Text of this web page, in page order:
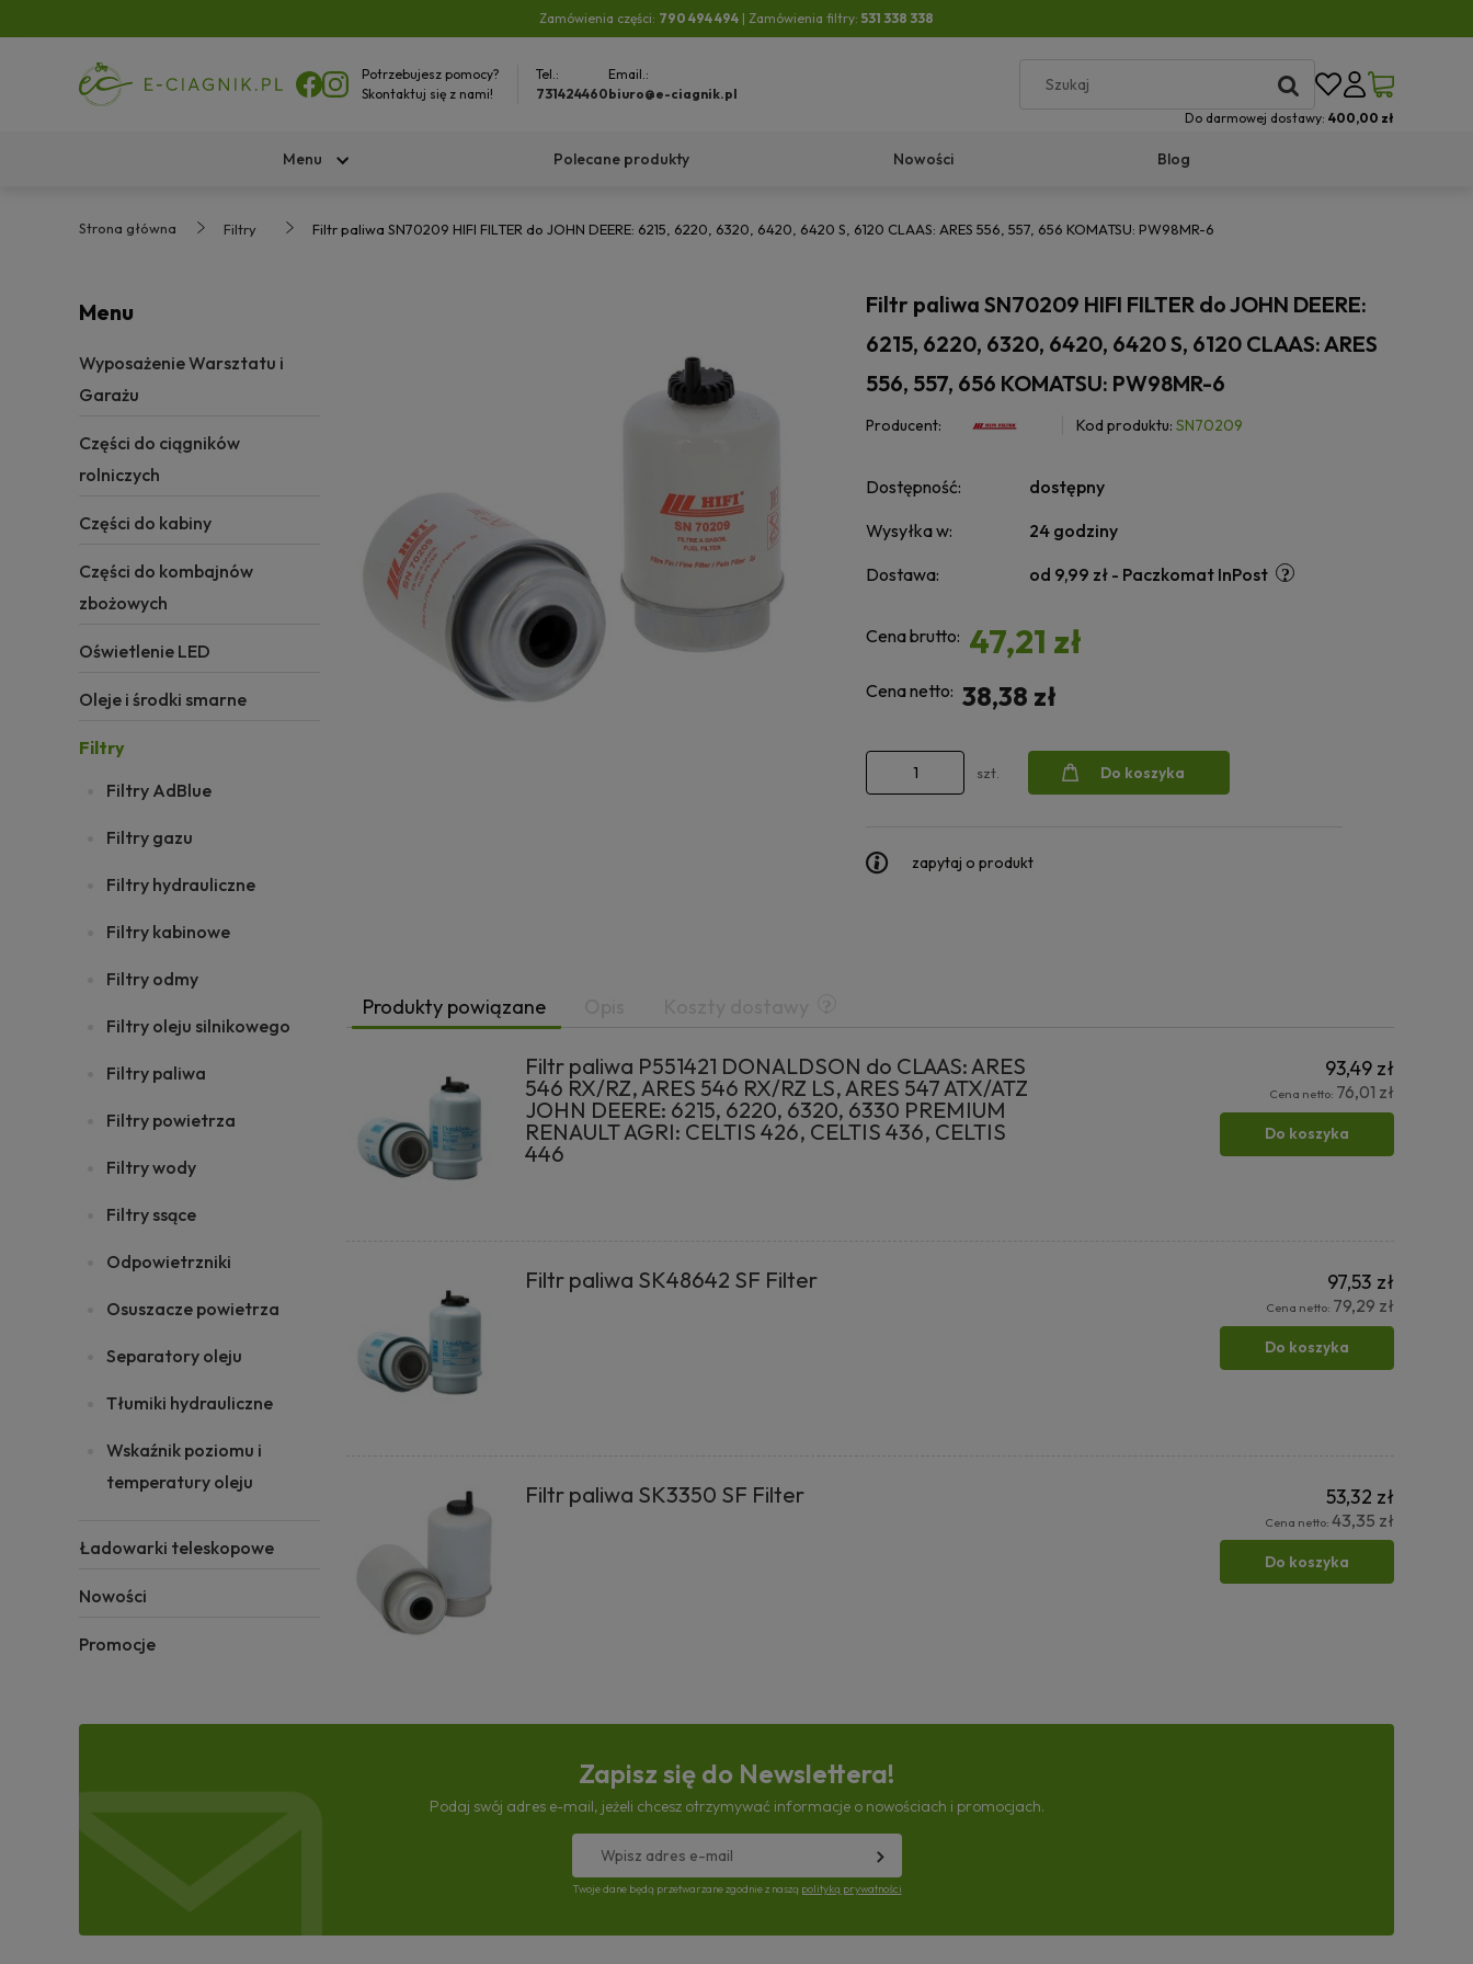
Zamówienia części: 790 494 494 | Zamówienia filtry: 531 338 338
Potrzebujesz pomocy?
Skontaktuj się z nami!
Tel.:
731424460
Email.:
biuro@e-ciagnik.pl
Do darmowej dostawy: 400,00 zł
Menu Polecane produkty Nowości Blog
Strona główna Filtry Filtr paliwa SN70209 HIFI FILTER do JOHN DEERE: 6215, 6220, 6320, 6420, 6420 S, 6120 CLAAS: ARES 556, 557, 656 KOMATSU: PW98MR-6
Menu
Wyposażenie Warsztatu i
Garażu
Części do ciągników
rolniczych
Części do kabiny
Części do kombajnów
zbożowych
Oświetlenie LED
Oleje i środki smarne
Filtry
Filtry AdBlue
Filtry gazu
Filtry hydrauliczne
Filtry kabinowe
Filtry odmy
Filtry oleju silnikowego
Filtry paliwa
Filtry powietrza
Filtry wody
Filtry ssące
Odpowietrzniki
Osuszacze powietrza
Separatory oleju
Tłumiki hydrauliczne
Wskaźnik poziomu i
temperatury oleju
Ładowarki teleskopowe
Nowości
Promocje
Filtr paliwa SN70209 HIFI FILTER do JOHN DEERE:
6215, 6220, 6320, 6420, 6420 S, 6120 CLAAS: ARES
556, 557, 656 KOMATSU: PW98MR-6
Producent: Kod produktu: SN70209
Dostępność:
dostępny
Wysyłka w:
24 godziny
Dostawa:
od 9,99 zł - Paczkomat InPost
Cena brutto: 47,21 zł
Cena netto: 38,38 zł
szt. Do koszyka
zapytaj o produkt
Produkty powiązane
Filtr paliwa P551421 DONALDSON do CLAAS: ARES
546 RX/RZ, ARES 546 RX/RZ LS, ARES 547 ATX/ATZ
JOHN DEERE: 6215, 6220, 6320, 6330 PREMIUM
RENAULT AGRI: CELTIS 426, CELTIS 436, CELTIS
446
93,49 zł
Cena netto: 76,01 zł
Do koszyka
Filtr paliwa SK48642 SF Filter 97,53 zł
Cena netto: 79,29 zł
Do koszyka
Filtr paliwa SK3350 SF Filter 53,32 zł
Cena netto: 43,35 zł
Do koszyka
Zapisz się do Newslettera!
Podaj swój adres e-mail, jeżeli chcesz otrzymywać informacje o nowościach i promocjach.
Twoje dane będą przetwarzane zgodnie z naszą polityką prywatności